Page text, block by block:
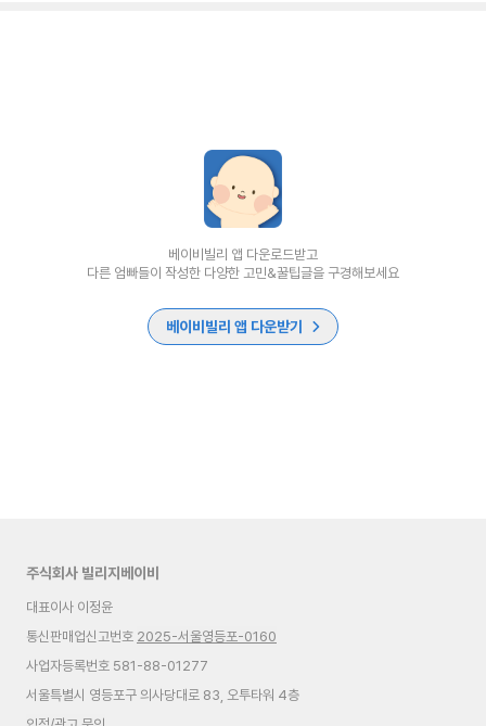
베이비빌리 앱 다운로드받고
다른 엄빠들이 작성한 다양한 고민&꿀팁글을 구경해보세요
베이비빌리 앱 다운받기
주식회사 빌리지베이비
대표이사 이정윤
통신판매업신고번호 2025-서울영등포-0160
사업자등록번호 581-88-01277
서울특별시 영등포구 의사당대로 83, 오투타워 4층